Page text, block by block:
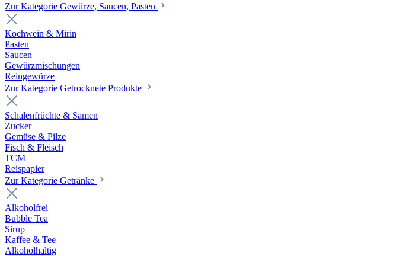
Zur Kategorie Gewürze, Saucen, Pasten
Kochwein & Mirin
Pasten
Saucen
Gewürzmischungen
Reingewürze
Zur Kategorie Getrocknete Produkte
Schalenfrüchte & Samen
Zucker
Gemüse & Pilze
Fisch & Fleisch
TCM
Reispapier
Zur Kategorie Getränke
Alkoholfrei
Bubble Tea
Sirup
Kaffee & Tee
Alkoholhaltig